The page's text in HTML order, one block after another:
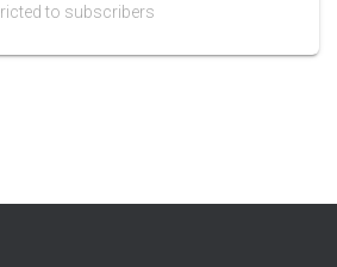
to subscribers